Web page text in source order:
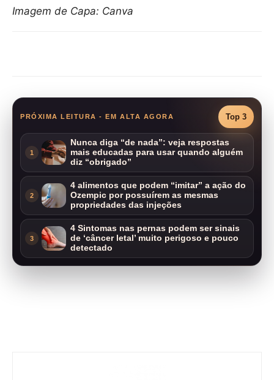
Imagem de Capa: Canva
PRÓXIMA LEITURA - EM ALTA AGORA Top 3
1
Nunca diga “de nada”: veja respostas
mais educadas para usar quando alguém
diz “obrigado”
2
4 alimentos que podem “imitar” a ação do
Ozempic por possuírem as mesmas
propriedades das injeções
3
4 Sintomas nas pernas podem ser sinais
de ‘câncer letal’ muito perigoso e pouco
detectado